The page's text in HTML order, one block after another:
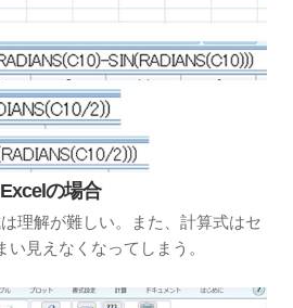
Excelの場合
理解が難しい。また、計算式はセ
い見えなくなってしまう。